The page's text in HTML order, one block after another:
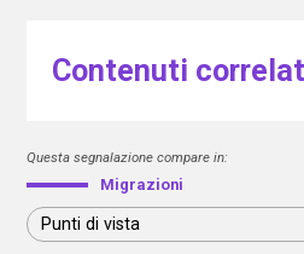
Contenuti
Questa segnalazione compare in:
Migrazioni
Punti di vista